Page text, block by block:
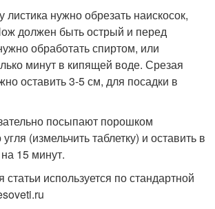
нужно обрезать наискосок,
должен быть острый и перед
обработать спиртом, или
минут в кипящей воде. Срезая
оставить 3-5 см, для посадки в
посыпают порошком
(измельчить таблетку) и оставить в
15 минут.
используется по стандартной